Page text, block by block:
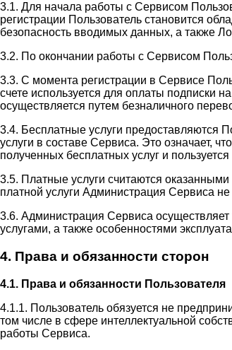
3.1. Для начала работы с Сервисом
регистрации Пользователь становится
безопасность вводимых данных, а также
3.2. По окончании работы с Сервисом
3.3. С момента регистрации в Сервисе
счете используется для оплаты подписки
осуществляется путем безналичного
3.4. Бесплатные услуги предоставляются
услуги в составе Сервиса. Это означает,
полученных бесплатных услуг и
3.5. Платные услуги считаются
платной услуги Администрация Сервиса
3.6. Администрация Сервиса
услугами, а также особенностями
4. Права и обязанности сторон
4.1. Права и обязанности Пользователя
4.1.1. Пользователь обязуется не
том числе в сфере интеллектуальной
работы Сервиса.